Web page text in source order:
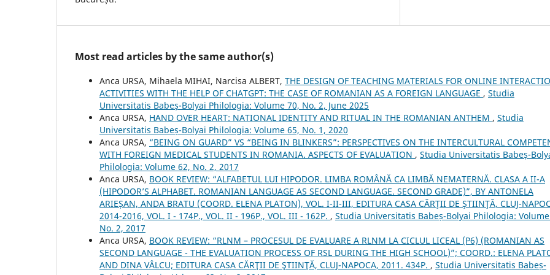
Most read articles by the same author(s)
Anca URSA, Mihaela MIHAI, Narcisa ALBERT, THE DESIGN OF TEACHING MATERIALS FOR ONLINE
ACTIVITIES WITH THE HELP OF CHATGPT: THE CASE OF ROMANIAN AS A FOREIGN LANGUAGE , Studia
Universitatis Babeș-Bolyai Philologia: Volume 70, No. 2, June 2025
Anca URSA, HAND OVER HEART: NATIONAL IDENTITY AND RITUAL IN THE ROMANIAN ANTHEM , Studia
Universitatis Babeș-Bolyai Philologia: Volume 65, No. 1, 2020
Anca URSA, “BEING ON GUARD” VS “BEING IN BLINKERS”: PERSPECTIVES ON THE INTERCULTURAL
WITH FOREIGN MEDICAL STUDENTS IN ROMANIA. ASPECTS OF EVALUATION , Studia Universitatis Babeș-
Philologia: Volume 62, No. 2, 2017
Anca URSA, BOOK REVIEW: “ALFABETUL LUI HIPODOR. LIMBA ROMÂNĂ CA LIMBĂ NEMATERNĂ. CLASA A II-A
(HIPODOR’S ALPHABET. ROMANIAN LANGUAGE AS SECOND LANGUAGE. SECOND GRADE)”, BY ANTONELA
ARIEȘAN, ANDA BRATU (COORD. ELENA PLATON), VOL. I-II-III, EDITURA CASA CĂRŢII DE ŞTIINŢĂ, CLUJ-
2014-2016, VOL. I - 174P., VOL. II - 196P., VOL. III - 162P. , Studia Universitatis Babeș-Bolyai Philologia:
No. 2, 2017
Anca URSA, BOOK REVIEW: “RLNM – PROCESUL DE EVALUARE A RLNM LA CICLUL LICEAL (P6) (ROMANIAN AS
SECOND LANGUAGE - THE EVALUATION PROCESS OF RSL DURING THE HIGH SCHOOL)”; COORD.: ELENA
AND DINA VÂLCU; EDITURA CASA CĂRŢII DE ŞTIINŢĂ, CLUJ-NAPOCA, 2011. 434P. , Studia Universitatis Babeș-